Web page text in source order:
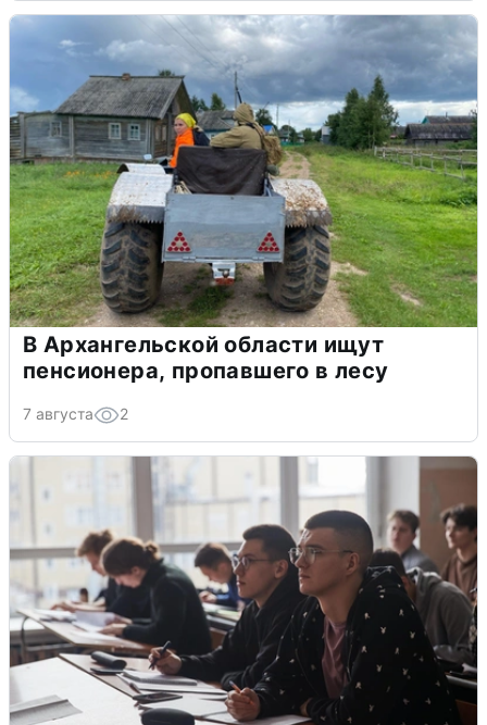
В Архангельской области ищут
пенсионера, пропавшего в лесу
7 августа 2